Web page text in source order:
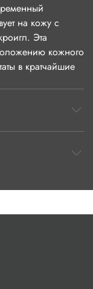
на кожу с
Эта
кожного
в кратчайшие